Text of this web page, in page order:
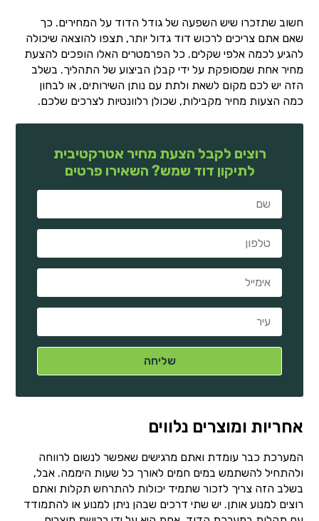
חשוב שתזכרו שיש השפעה של גודל הדוד על המחירים. כך
שאם אתם צריכים לרכוש דוד גדול יותר, תצפו להוצאה שיכולה
להגיע לכמה אלפי שקלים. כל הפרמטרים האלו הופכים להצעת
מחיר אחת שמסופקת על ידי קבלן הביצוע של התהליך. בשלב
הזה יש לכם מקום לשאת ולתת עם נותן השירותים, או לבחון
כמה הצעות מחיר מקבילות, שכולן רלוונטיות לצרכים שלכם.
רוצים לקבל הצעת מחיר אטרקטיבית
לתיקון דוד שמש? השאירו פרטים
אחריות ומוצרים נלווים
המערכת כבר עומדת ואתם מרגישים שאפשר לנשום לרווחה
ולהתחיל להשתמש במים חמים לאורך כל שעות היממה. אבל,
בשלב הזה צריך לזכור שתמיד יכולות להתרחש תקלות ואתם
רוצים למנוע אותן. יש שתי דרכים שבהן ניתן למנוע או להתמודד